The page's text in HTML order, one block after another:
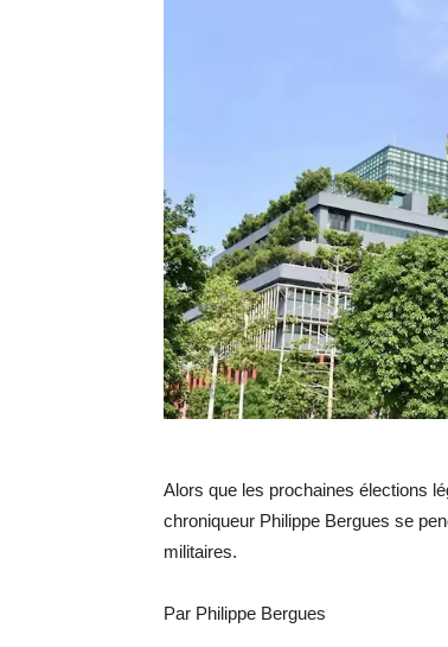
Alors que les prochaines élections
chroniqueur Philippe Bergues se
militaires.
Par Philippe Bergues